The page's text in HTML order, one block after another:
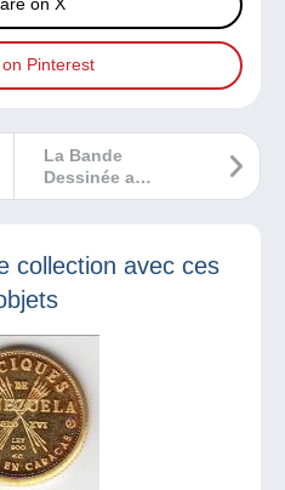
Pinterest
La Bande
Dessinée a
rendez-vous avec
collection avec ces